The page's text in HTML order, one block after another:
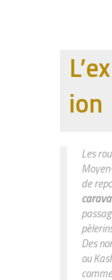
ion
Les
de
Des
ou